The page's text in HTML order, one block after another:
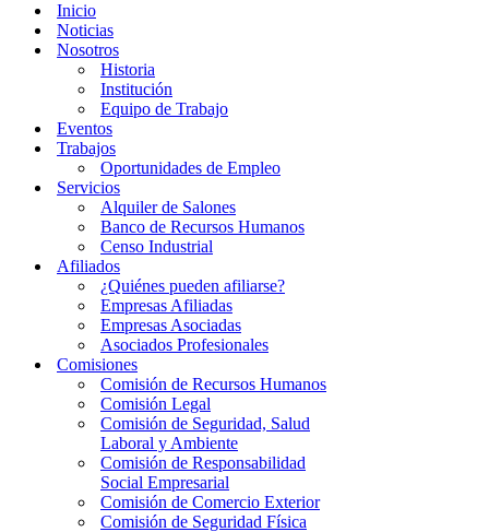
Inicio
Noticias
Nosotros
Historia
Institución
Equipo de Trabajo
Eventos
Trabajos
Oportunidades de Empleo
Servicios
Alquiler de Salones
Banco de Recursos Humanos
Censo Industrial
Afiliados
¿Quiénes pueden afiliarse?
Empresas Afiliadas
Empresas Asociadas
Asociados Profesionales
Comisiones
Comisión de Recursos Humanos
Comisión Legal
Comisión de Seguridad, Salud
Laboral y Ambiente
Comisión de Responsabilidad
Social Empresarial
Comisión de Comercio Exterior
Comisión de Seguridad Física